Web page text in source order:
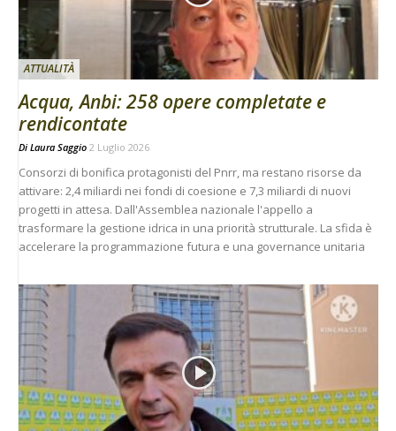
ATTUALITÀ
Acqua, Anbi: 258 opere completate e
rendicontate
Di Laura Saggio 2 Luglio 2026
Consorzi di bonifica protagonisti del Pnrr, ma restano risorse da
attivare: 2,4 miliardi nei fondi di coesione e 7,3 miliardi di nuovi
progetti in attesa. Dall'Assemblea nazionale l'appello a
trasformare la gestione idrica in una priorità strutturale. La sfida è
accelerare la programmazione futura e una governance unitaria